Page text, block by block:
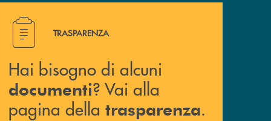
Hai bisogno di alcuni documenti ? Vai alla pagina della
TRASPARENZA
Hai bisogno di alcuni
documenti? Vai alla
pagina della trasparenza.